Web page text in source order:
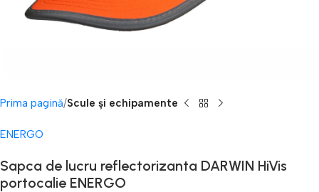
Prima pagină Scule și echipamente
ENERGO
Sapca de lucru reflectorizanta DARWIN HiVis
portocalie ENERGO